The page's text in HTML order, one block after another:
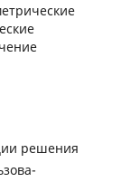
решения